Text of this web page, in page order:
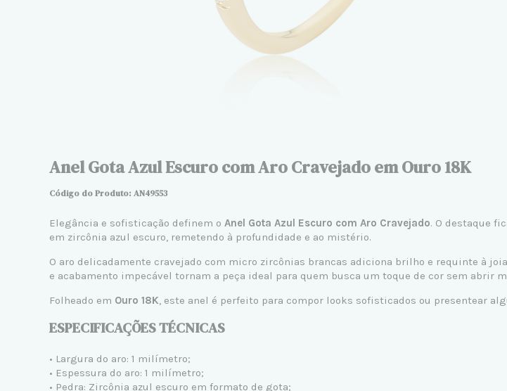
Anel Gota Azul Escuro com Aro Cravejado em Ouro 18K
Código do Produto: AN49553
Elegância e sofisticação definem o Anel Gota Azul Escuro com Aro Cravejado. O destaque
em zircônia azul escuro, remetendo à profundidade e ao mistério.
O aro delicadamente cravejado com micro zircônias brancas adiciona brilho e requinte à
e acabamento impecável tornam a peça ideal para quem busca um toque de cor sem abrir
Folheado em Ouro 18K, este anel é perfeito para compor looks sofisticados ou presentear
ESPECIFICAÇÕES TÉCNICAS
• Largura do aro: 1 milímetro;
• Espessura do aro: 1 milímetro;
• Pedra: Zircônia azul escuro em formato de gota;